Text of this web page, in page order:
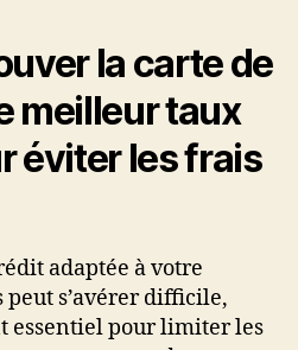
la carte de
meilleur taux
éviter les frais
adaptée à votre
peut s’avérer difficile,
essentiel pour limiter les